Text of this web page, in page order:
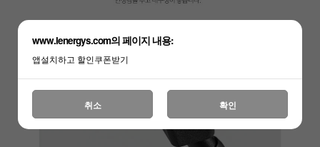
www.lenergys.com의 페이지 내용:
앱설치하고 할인쿠폰받기
취소 확인